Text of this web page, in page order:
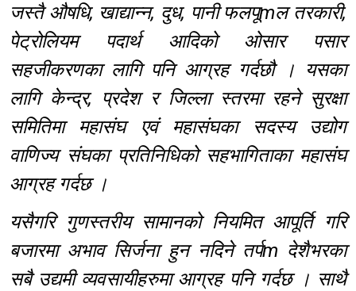
जस्तै औषधि, खाद्यान्न, दुध, पानी फलपूmल तरकारी,
पेट्रोलियम पदार्थ आदिको ओसार पसार
सहजीकरणका लागि पनि आग्रह गर्दछौ । यसका
लागि केन्द्र, प्रदेश र जिल्ला स्तरमा रहने सुरक्षा
समितिमा महासंघ एवं महासंघका सदस्य उद्योग
वाणिज्य संघका प्रतिनिधिको सहभागिताका महासंघ
आग्रह गर्दछ ।
यसैगरि गुणस्तरीय सामानको नियमित आपूर्ति गरि
बजारमा अभाव सिर्जना हुन नदिने तर्पm देशैभरका
सबै उद्यमी व्यवसायीहरुमा आग्रह पनि गर्दछ । साथै